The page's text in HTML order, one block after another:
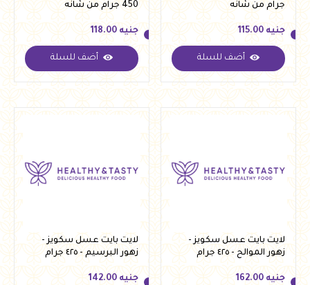
جرام من شانه
جنيه
جنيه 115.00
أضف للسلة
450 جرام من شانه
جنيه
جنيه 118.00
أضف للسلة
لايت بايت عسل سكويز -
زهور الموالح - ٤٢٥ جرام
جنيه 162.00
لايت بايت عسل سكويز -
زهور البرسيم - ٤٢٥ جرام
جنيه 142.00